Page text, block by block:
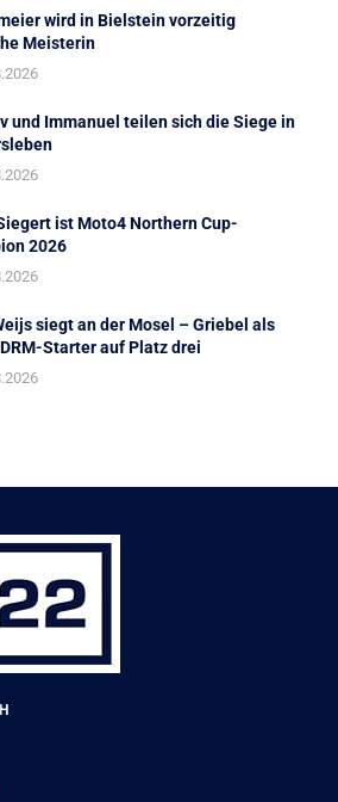
wird in Bielstein vorzeitig
Meisterin
und Immanuel teilen sich die Siege in
ist Moto4 Northern Cup-
2026
siegt an der Mosel – Griebel als
Starter auf Platz drei